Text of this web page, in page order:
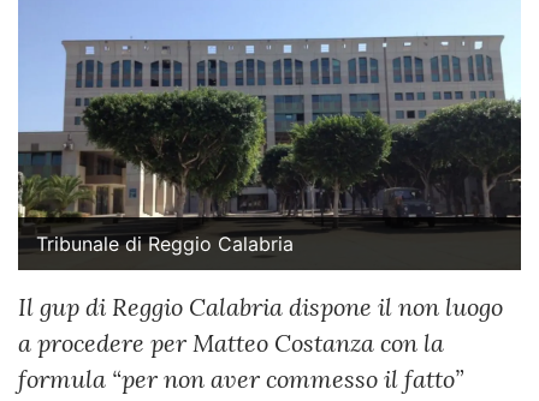
Tribunale di Reggio Calabria
Il gup di Reggio Calabria dispone il non luogo
a procedere per Matteo Costanza con la
formula “per non aver commesso il fatto”